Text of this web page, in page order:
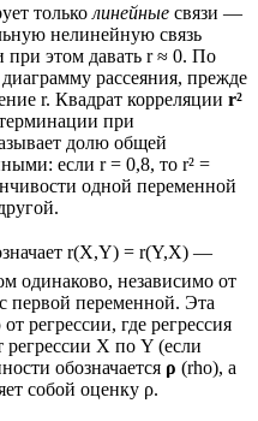
только линейные связи —
нелинейную связь
этом давать r ≈ 0. По
рассеяния, прежде
r. Квадрат корреляции r²
при
долю общей
если r = 0,8, то r² =
одной переменной
r(X,Y) = r(Y,X) —
одинаково, независимо от
первой переменной. Эта
регрессии, где регрессия
X по Y (если
обозначается ρ (rho), а
собой оценку ρ.